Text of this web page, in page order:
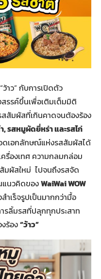
ว้าว” กับการเปิดตัว
สรรค์ขึ้นเพื่อเติมเต็มมิติ
สสัมผัสที่เกินคาดจนต้องร้อง
รสหมูผัดยี่หร่า และรสไก่
ดเอกลักษณ์แห่งรสสัมผัสได้
รื่องเทศ ความกลมกล่อม
มผัสใหม่ ไปจนถึงรสจัด
แนวคิดของWaiWai WOW
ำเร็จรูปเป็นมากกว่ามื้อ
รลิ้มรสที่ปลุกทุกประสาท
ร้อง“ว้าว”